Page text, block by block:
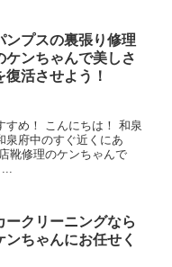
ンプスの裏張り修理
ケンちゃんで美しさ
復活させよう！
すめ！ こんにちは！ 和泉
泉府中のすぐ近くにあ
靴修理のケンちゃんで
ークリーニングなら
ンちゃんにお任せく